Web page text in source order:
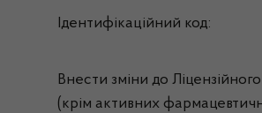
Ідентифікаційний код:
Внести зміни до
(крім активних